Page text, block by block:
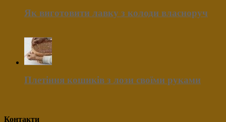
Як виготовити лавку з колоди власноруч
Плетіння кошиків з лози своїми руками
Контакти